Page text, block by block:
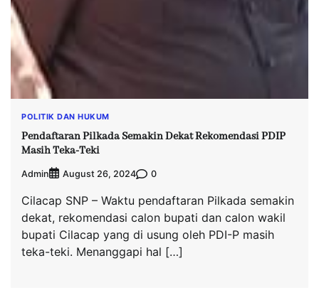
POLITIK DAN HUKUM
Pendaftaran Pilkada Semakin Dekat Rekomendasi PDIP
Masih Teka-Teki
Admin August 26, 2024 0
Cilacap SNP – Waktu pendaftaran Pilkada semakin
dekat, rekomendasi calon bupati dan calon wakil
bupati Cilacap yang di usung oleh PDI-P masih
teka-teki. Menanggapi hal […]